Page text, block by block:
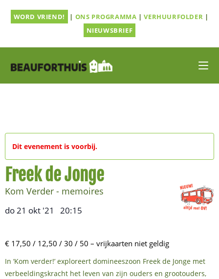
naarWORD VRIEND! | ONS PROGRAMMA |VERHUURFOLDER |
NIEUWSBRIEF
Dit evenement is voorbij.
Freek de Jonge
Kom Verder - memoires
do 21 okt '21 20:15
€ 17,50 / 12,50 / 30 / 50 – vrijkaarten niet geldig
In ‘Kom verder!’ exploreert domineeszoon Freek de Jonge met
verbeeldingskracht het leven van zijn ouders en grootouders,